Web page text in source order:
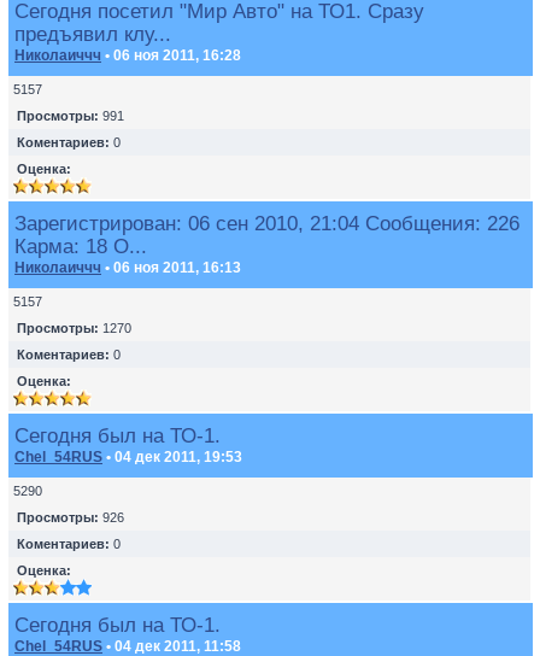
Сегодня посетил "Мир Авто" на ТО1. Сразу
предъявил клу...
Николаиччч • 06 ноя 2011, 16:28
5157
Просмотры: 991
Коментариев: 0
Оценка:
Зарегистрирован: 06 сен 2010, 21:04 Сообщения: 226
Карма: 18 О...
Николаиччч • 06 ноя 2011, 16:13
5157
Просмотры: 1270
Коментариев: 0
Оценка:
Сегодня был на ТО-1.
Chel_54RUS • 04 дек 2011, 19:53
5290
Просмотры: 926
Коментариев: 0
Оценка:
Сегодня был на ТО-1.
Chel_54RUS • 04 дек 2011, 11:58